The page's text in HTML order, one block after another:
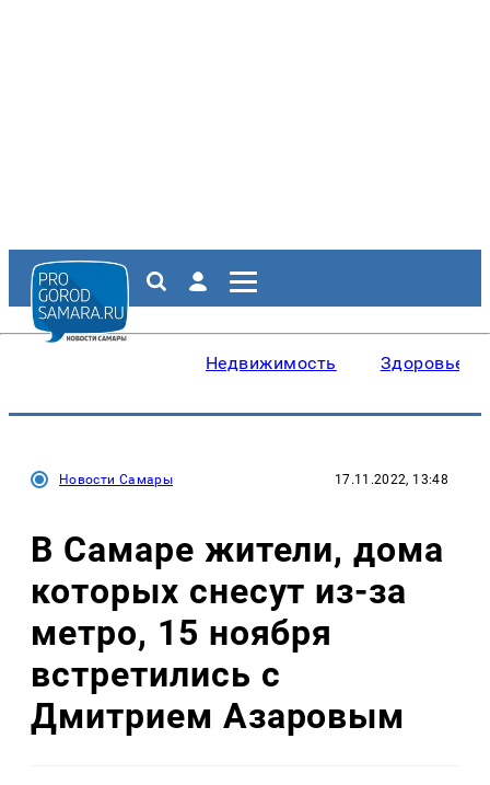
Недвижимость Здоровье
Новости Самары 17.11.2022, 13:48
В Самаре жители, дома
которых снесут из-за
метро, 15 ноября
встретились с
Дмитрием Азаровым